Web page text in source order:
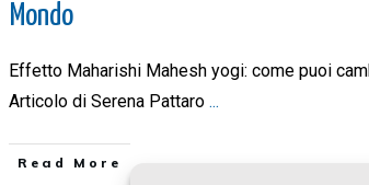
Mondo
Effetto Maharishi Mahesh yogi: come puoi
Articolo di Serena Pattaro ...
Read More